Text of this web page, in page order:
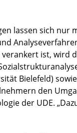
lassen sich
ist, wird
Bielefeld)
den
der UDE.